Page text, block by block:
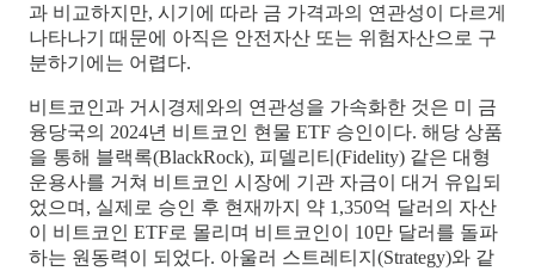
과 비교하지만, 시기에 따라 금 가격과의 연관성이 다르게
나타나기 때문에 아직은 안전자산 또는 위험자산으로 구
분하기에는 어렵다.
비트코인과 거시경제와의 연관성을 가속화한 것은 미 금
융당국의 2024년 비트코인 현물 ETF 승인이다. 해당 상품
을 통해 블랙록(BlackRock), 피델리티(Fidelity) 같은 대형
운용사를 거쳐 비트코인 시장에 기관 자금이 대거 유입되
었으며, 실제로 승인 후 현재까지 약 1,350억 달러의 자산
이 비트코인 ETF로 몰리며 비트코인이 10만 달러를 돌파
하는 원동력이 되었다. 아울러 스트레티지(Strategy)와 같